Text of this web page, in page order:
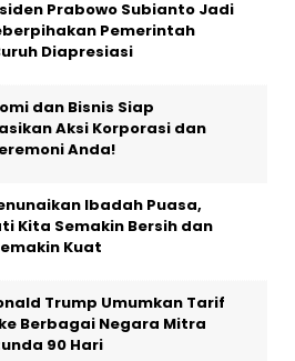
Prabowo Subianto Jadi
Pemerintah
Diapresiasi
dan Bisnis Siap
Aksi Korporasi dan
Anda!
Ibadah Puasa,
Kita Semakin Bersih dan
Kuat
Trump Umumkan Tarif
Berbagai Negara Mitra
90 Hari